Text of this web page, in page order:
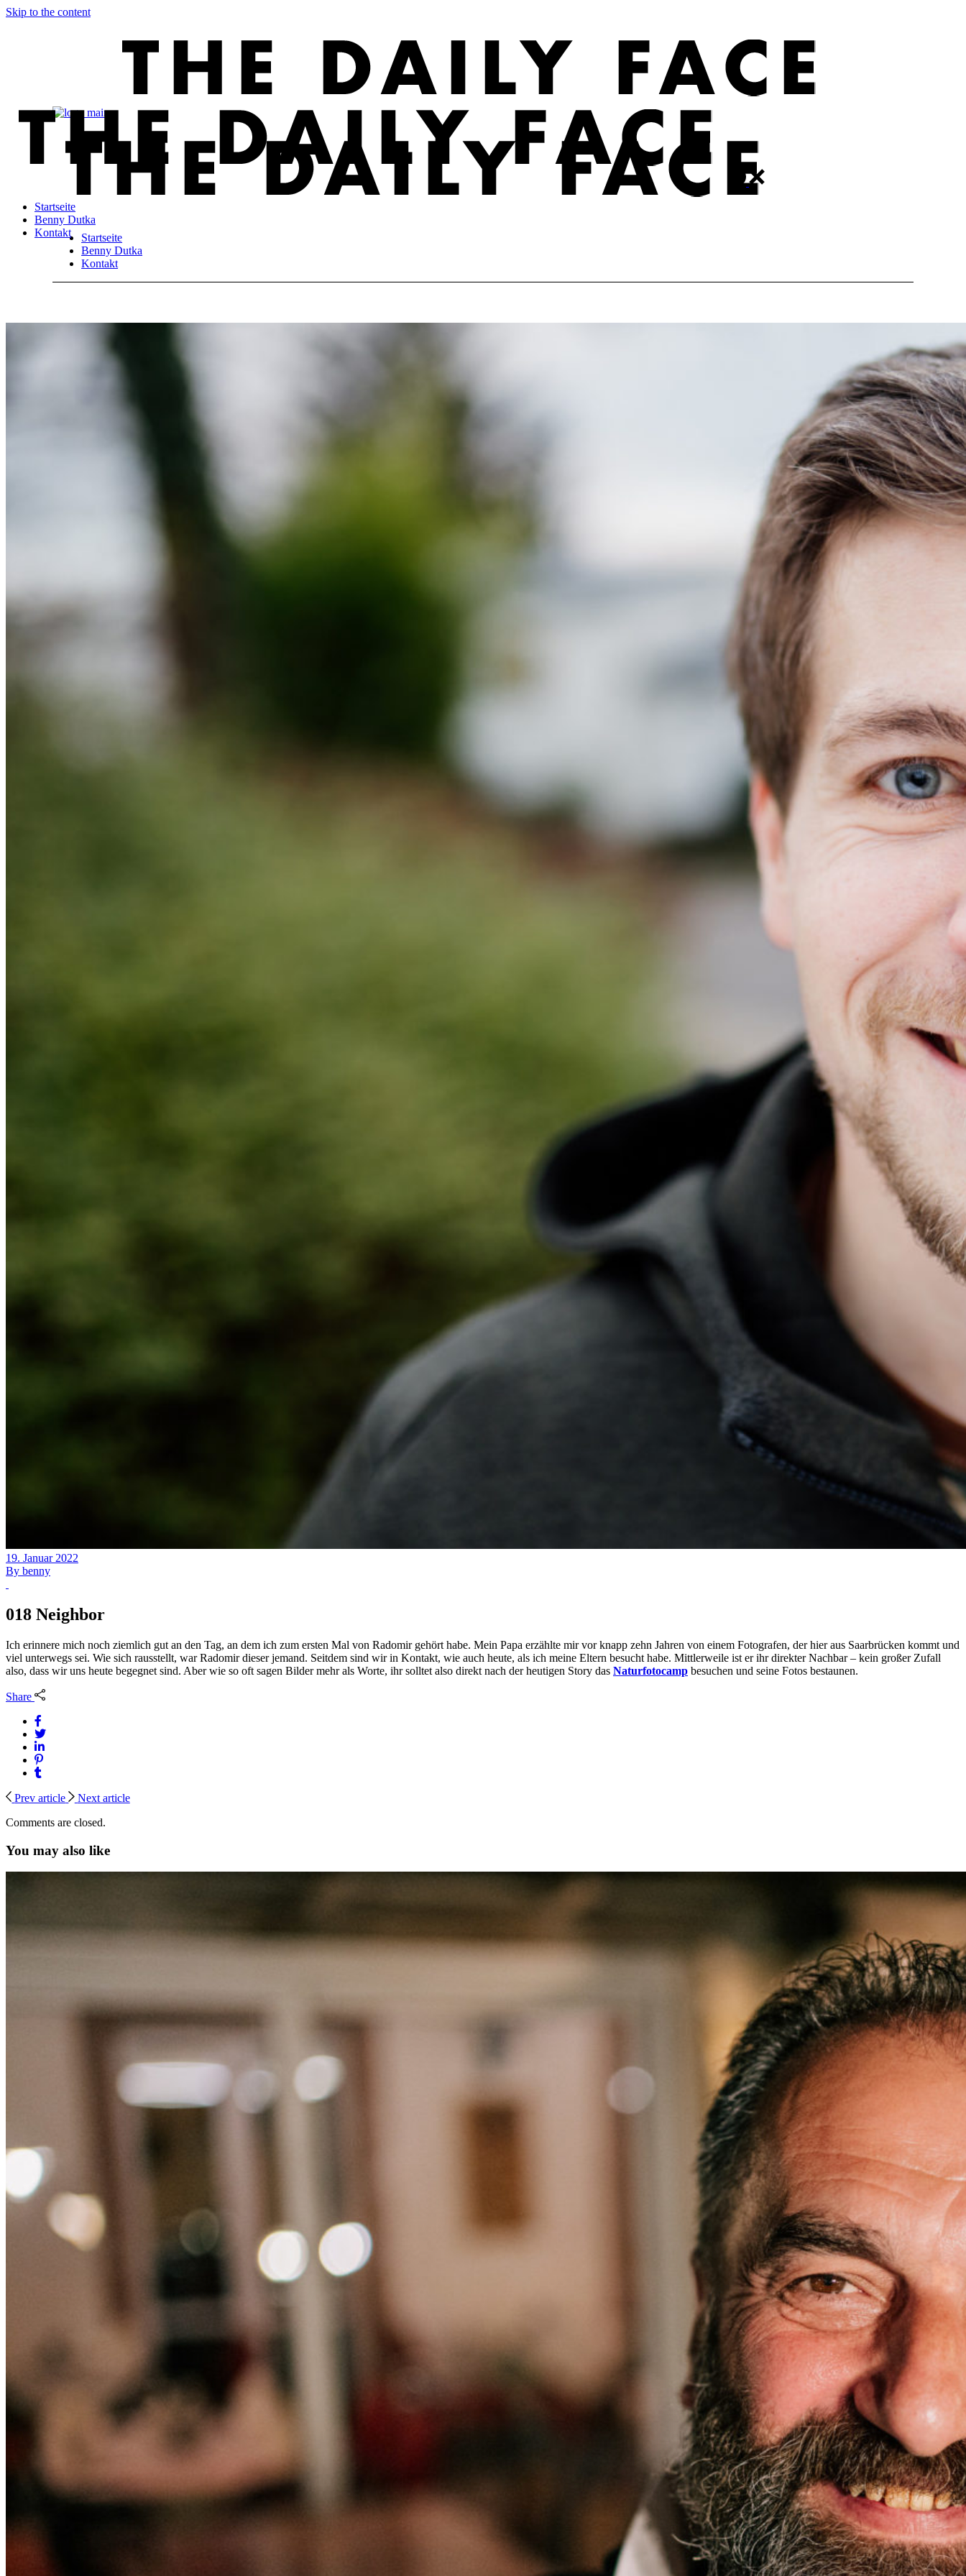
Skip to the content
Startseite
Benny Dutka
Kontakt
Startseite
Benny Dutka
Kontakt
19. Januar 2022
By benny
018 Neighbor
Ich erinnere mich noch ziemlich gut an den Tag, an dem ich zum ersten Mal von Radomir gehört habe. Mein Papa erzählte mir vor knapp zehn Jahren von einem Fotografen, der hier aus Saarbrücken kommt und
viel unterwegs sei. Wie sich rausstellt, war Radomir dieser jemand. Seitdem sind wir in Kontakt, wie auch heute, als ich meine Eltern besucht habe. Mittlerweile ist er ihr direkter Nachbar – kein großer Zufall
also, dass wir uns heute begegnet sind. Aber wie so oft sagen Bilder mehr als Worte, ihr solltet also direkt nach der heutigen Story das Naturfotocamp besuchen und seine Fotos bestaunen.
Share
Prev article
Next article
Comments are closed.
You may also like